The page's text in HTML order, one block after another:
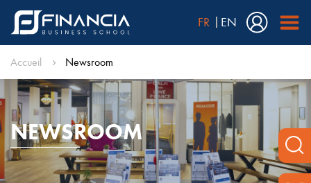
FR EN
Accueil Newsroom
NEWSROOM